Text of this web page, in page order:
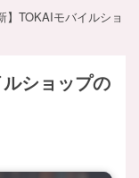
】TOKAIモバイルショ
ショップの